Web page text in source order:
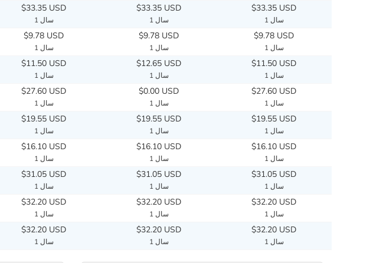
$33.35 USD
1 سال
$33.35 USD
1 سال
$33.35 USD
1 سال
$9.78 USD
1 سال
$9.78 USD
1 سال
$9.78 USD
1 سال
$11.50 USD
1 سال
$12.65 USD
1 سال
$11.50 USD
1 سال
$27.60 USD
1 سال
$0.00 USD
1 سال
$27.60 USD
1 سال
$19.55 USD
1 سال
$19.55 USD
1 سال
$19.55 USD
1 سال
$16.10 USD
1 سال
$16.10 USD
1 سال
$16.10 USD
1 سال
$31.05 USD
1 سال
$31.05 USD
1 سال
$31.05 USD
1 سال
$32.20 USD
1 سال
$32.20 USD
1 سال
$32.20 USD
1 سال
$32.20 USD
1 سال
$32.20 USD
1 سال
$32.20 USD
1 سال